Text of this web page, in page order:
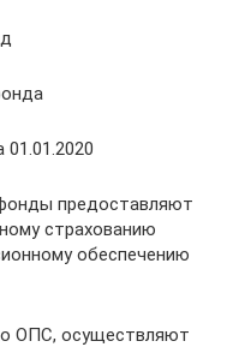
предоставляют
страхованию
обеспечению
ОПС, осуществляют